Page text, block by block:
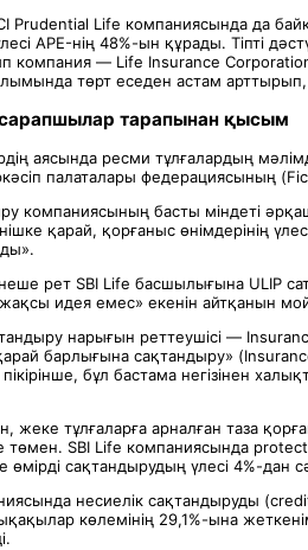
Prudential Life компаниясында да
APE-нің 48%-ын құрады. Тіпті
компания — Life Insurance
төрт еседен астам арттырып,
тарапынан қысым
аясында ресми тұлғалардың
палаталары федерациясының
компаниясының басты міндеті
қарай, қорғаныс өнімдерінің
рет SBI Life басшылығына ULIP
идея емес» екенін айтқанын
нарығын реттеушісі —
барлығына сақтандыру»
бұл бастама негізінен
жеке тұлғаларға арналған таза
төмен. SBI Life компаниясында
сақтандырудың үлесі 4%-дан
несиелік сақтандыруды
көлемінің 29,1%-ына